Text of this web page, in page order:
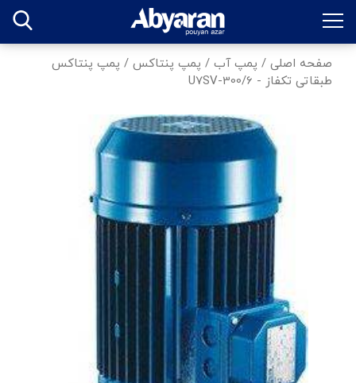
صفحه اصلی / پمپ آب / پمپ پنتاکس / پمپ پنتاکس
طبقاتی تکفاز - U7SV-300/6